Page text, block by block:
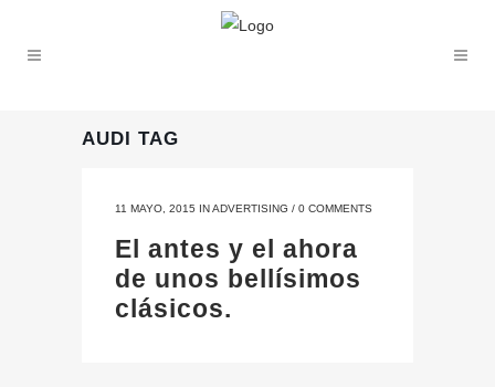
AUDI TAG
11 MAYO, 2015 INADVERTISING / 0 COMMENTS
El antes y el ahora
de unos bellísimos
clásicos.